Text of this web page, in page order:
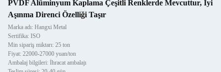
PVDF Alüminyum Kaplama Çeşitli Renklerde Mevcuttur, İyi
Aşınma Direnci Özelliği Taşır
Marka adı: Hangxi Metal
Sertifika: ISO
Min sipariş miktarı: 25 ton
Fiyat: 22000-27000 yuan/ton
Ambalaj bilgileri: İhracat ambalajı